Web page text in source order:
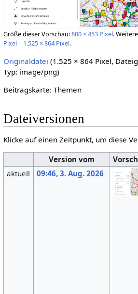
Größe dieser Vorschau:800 × 453 Pixel.
Pixel| 1.525 × 864 Pixel.
Originaldatei (1.525 × 864 Pixel,
Typ: image/png)
Beitragskarte: Themen
Dateiversionen
Klicke auf einen Zeitpunkt, um diese
Version vom
aktuell
09:46, 3. Aug. 2026